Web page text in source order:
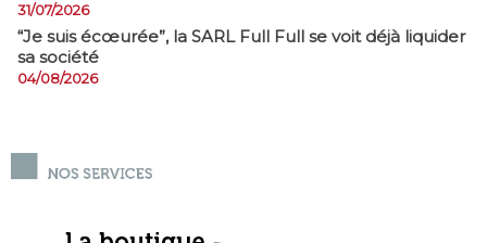
31/07/2026
​“Je suis écœurée”, la SARL Full Full se voit déjà liquider
sa société
04/08/2026